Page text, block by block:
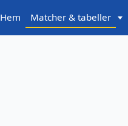
Hem Matcher & tabeller